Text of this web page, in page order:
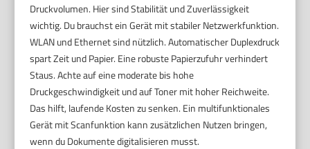
Druckvolumen. Hier sind Stabilität und Zuverlässigkeit
wichtig. Du brauchst ein Gerät mit stabiler Netzwerkfunktion.
WLAN und Ethernet sind nützlich. Automatischer Duplexdruck
spart Zeit und Papier. Eine robuste Papierzufuhr verhindert
Staus. Achte auf eine moderate bis hohe
Druckgeschwindigkeit und auf Toner mit hoher Reichweite.
Das hilft, laufende Kosten zu senken. Ein multifunktionales
Gerät mit Scanfunktion kann zusätzlichen Nutzen bringen,
wenn du Dokumente digitalisieren musst.